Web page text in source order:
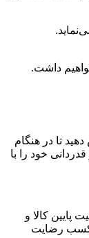
داشت.
تا در هنگام
خود را با
کالا و
کسب رضایت